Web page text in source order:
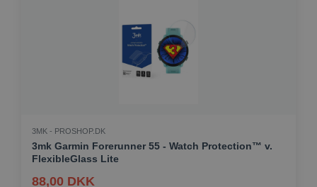
3MK - PROSHOP.DK
3mk Garmin Forerunner 55 - Watch Protection™ v.
FlexibleGlass Lite
88,00 DKK